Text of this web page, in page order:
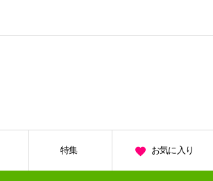
特集 お気に入り